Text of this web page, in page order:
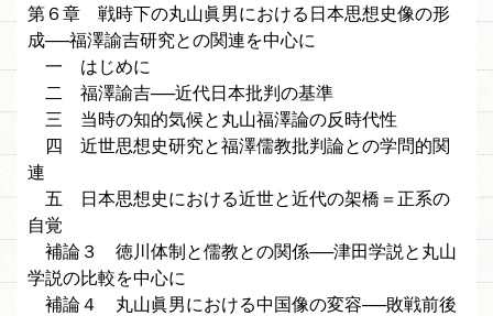
第６章 戦時下の丸山眞男における日本思想史像の形
成──福澤諭吉研究との関連を中心に
一 はじめに
二 福澤諭吉──近代日本批判の基準
三 当時の知的気候と丸山福澤論の反時代性
四 近世思想史研究と福澤儒教批判論との学問的関
連
五 日本思想史における近世と近代の架橋＝正系の
自覚
補論３ 徳川体制と儒教との関係──津田学説と丸山
学説の比較を中心に
補論４ 丸山眞男における中国像の変容──敗戦前後